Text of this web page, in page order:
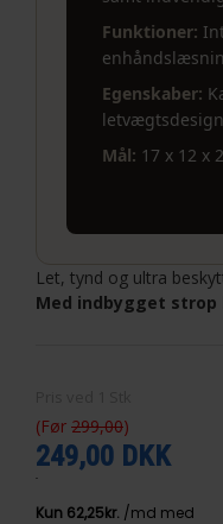
Funktioner:
Egenskaber:
letvægtsdesign
Mål: 17 x 12 x
Let, tynd og ultra
Med indbygget strop
(Før 299,00)
249,00 DKK